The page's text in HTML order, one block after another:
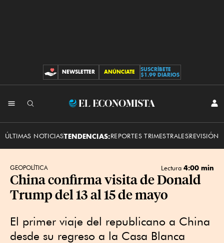
CONTRIBUCIONES
NEWSLETTER ANÚNCIATE
SUSCRÍBETE
$1.99 DIARIOS
El
ÚLTIMAS NOTICIASTENDENCIAS:REPORTES TRIMESTRALESREVISIÓN
GEOPOLÍTICA Lectura 4:00 min
China confirma visita de Donald
Trump del 13 al 15 de mayo
El primer viaje del republicano a China
desde su regreso a la Casa Blanca